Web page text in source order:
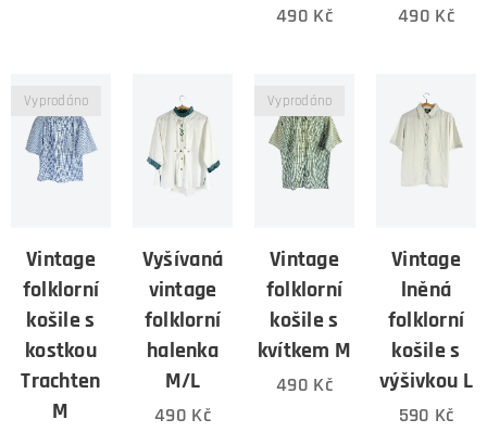
490 Kč 490 Kč
Vintage
folklorní
košile s
kostkou
Trachten
M
Vyprodáno
Vyšívaná
vintage
folklorní
halenka
M/L
490 Kč
Vintage
folklorní
košile s
kvítkem M
Vyprodáno
490 Kč
Vintage
lněná
folklorní
košile s
výšivkou L
590 Kč